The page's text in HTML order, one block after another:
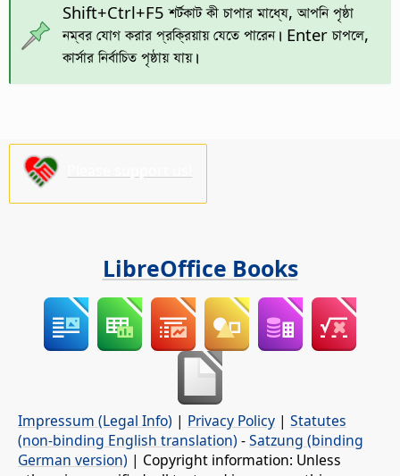
Shift+Ctrl+F5 শর্টকাট কী চাপার মাধ্যে, আপনি পৃষ্ঠা
নম্বর যোগ করার প্রক্রিয়ায় যেতে পারেন। Enter চাপলে,
কার্সার নির্বাচিত পৃষ্ঠায় যায়।
LibreOffice Books
Impressum (Legal Info) | Privacy Policy | Statutes
(non-binding English translation) -Satzung (binding
German version) | Copyright information: Unless